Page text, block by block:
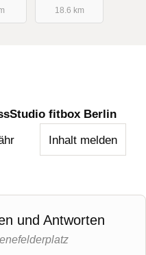
18.6 km
fitbox Berlin
Inhalt melden
und Antworten